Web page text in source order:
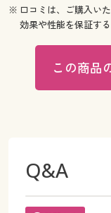
※ 口コミは、ご購入い
効果や性能を保証す
この商品
Q&A